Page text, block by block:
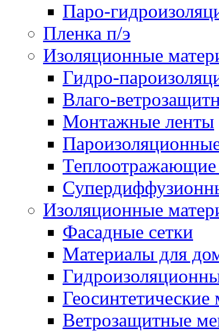
Паро-
Пленка п/э
Изоляционные
Гидро-
Влаго-
Монтажные ленты
Теплоотражающие
Изоляционные
Фасадные сетки
Материалы для
Геосинтетические
Ветрозащитные